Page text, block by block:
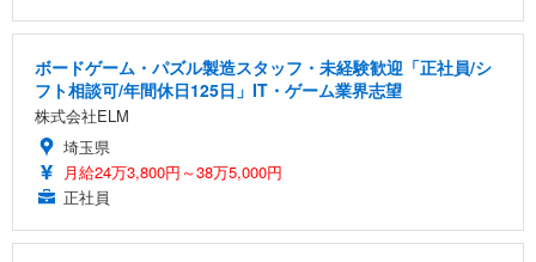
ボードゲーム・パズル製造スタッフ・未経験歓迎「正社員/シ
フト相談可/年間休日125日」IT・ゲーム業界志望
株式会社ELM
埼玉県
月給24万3,800円～38万5,000円
正社員